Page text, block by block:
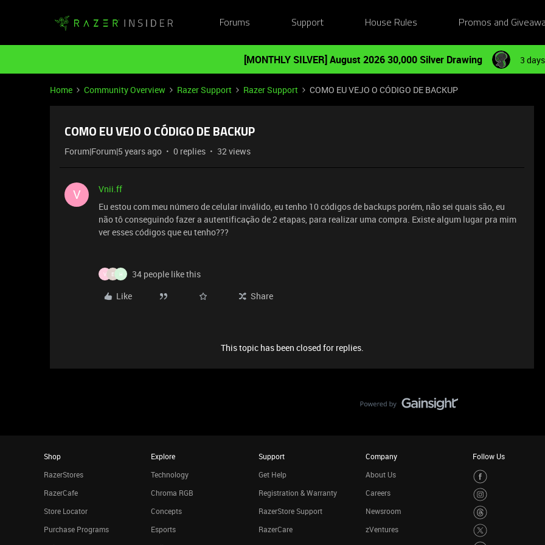
Forums Support House Rules Promos and
[MONTHLY SILVER] August 2026 30,000 Silver Drawing 3
Home Community Overview Razer Support Razer Support COMO EU VEJO O CÓDIGO DE BACKUP
COMO EU VEJO O CÓDIGO DE BACKUP
Forum|Forum|5 years ago 0 replies 32 views
V
Vnii.ff
Eu estou com meu número de celular inválido, eu tenho 10 códigos de backups porém, não sei quais são, eu
não tô conseguindo fazer a autentificação de 2 etapas, para realizar uma compra. Existe algum lugar pra mim
ver esses códigos que eu tenho???
V E H
34 people like this
Like
Share
This topic has been closed for replies.
Shop
RazerStores
RazerCafe
Store Locator
Purchase Programs
Explore
Technology
Chroma RGB
Concepts
Esports
Support
Get Help
Registration & Warranty
RazerStore Support
RazerCare
Company
About Us
Careers
Newsroom
zVentures
Follow Us